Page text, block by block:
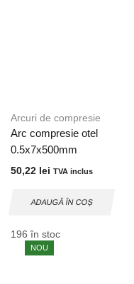
Arcuri de compresie
Arc compresie otel
0.5x7x500mm
50,22 lei TVA inclus
ADAUGĂ ÎN COȘ
NOU
196 în stoc